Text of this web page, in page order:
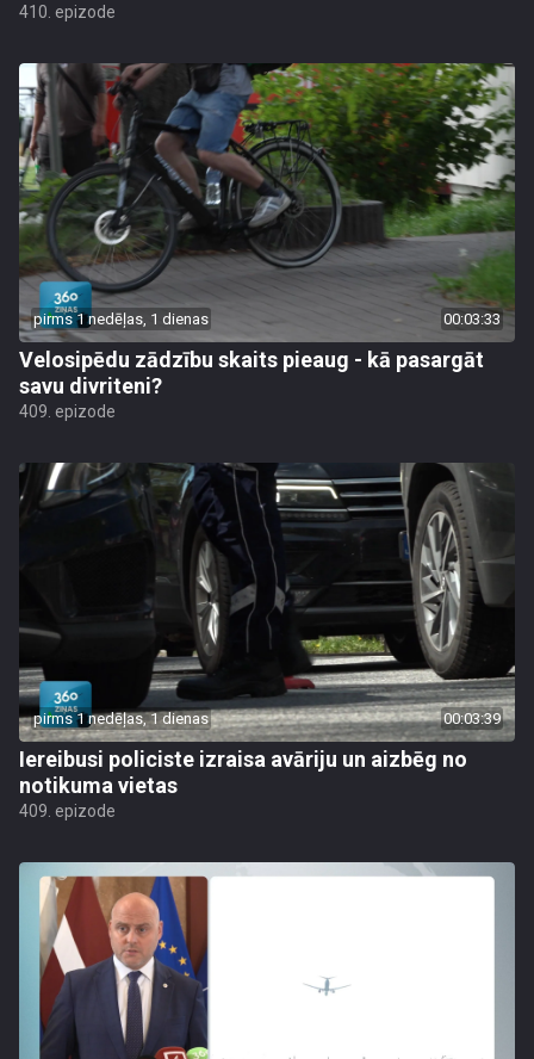
410. epizode
pirms 1 nedēļas, 1 dienas 00:03:33
Velosipēdu zādzību skaits pieaug - kā pasargāt
savu divriteni?
409. epizode
pirms 1 nedēļas, 1 dienas 00:03:39
Iereibusi policiste izraisa avāriju un aizbēg no
notikuma vietas
409. epizode